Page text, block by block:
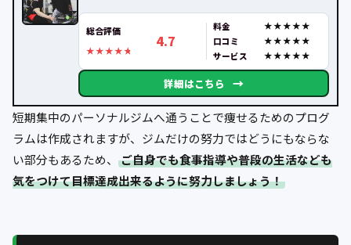
総合評価
4.7
料金
口コミ
サービス
詳細はこちら →
短期集中のパーソナルジムへ通うことで痩せるためのプログ
ラムは作成されますが、ジムだけの努力ではどうにもならな
い部分もあるため、
ご自身でも食事指導や普段の生活なども
気をつけて目標達成出来るように努力しましょう！